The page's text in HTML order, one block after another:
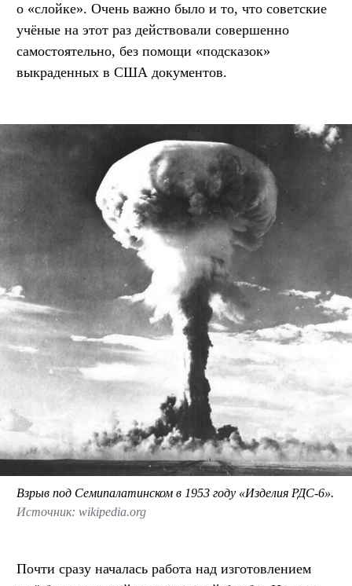
о «слойке». Очень важно было и то, что советские
учёные на этот раз действовали совершенно
самостоятельно, без помощи «подсказок»
выкраденных в США документов.
Взрыв под Семипалатинском в 1953 году «Изделия РДС-6».
Источник: wikipedia.org
Почти сразу началась работа над изготовлением